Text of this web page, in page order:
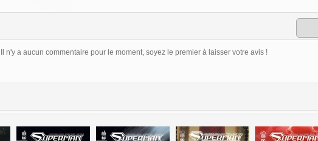
Il n'y a aucun commentaire pour le moment, soyez le premier à laisser votre avis !